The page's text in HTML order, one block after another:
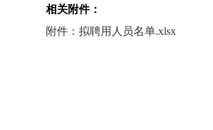
相关附件：
附件：拟聘用人员名单.xlsx